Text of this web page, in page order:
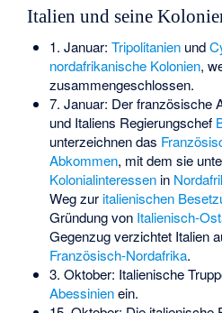
Italien und seine
1. Januar: Tripolitanienund
nordafrikanische Kolonien,
zusammengeschlossen.
7. Januar: Der französische
und Italiens Regierungschef
unterzeichnen das
Abkommen, mit dem sie
Kolonialinteressenin
Weg zur italienischen
Gründung von Italienisch-
Gegenzug verzichtet Italien
Französisch-Nordafrika.
3. Oktober: Italienische
Abessinienein.